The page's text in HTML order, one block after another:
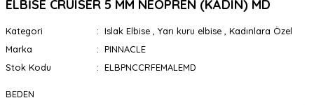
ELBİSE CRUISER 5 MM NEOPREN (KADIN) MD
Kategori Islak Elbise Yarı kuru elbise
Kadınlara Özel
Marka
PINNACLE
Stok Kodu
ELBPNCCRFEMALEMD
BEDEN